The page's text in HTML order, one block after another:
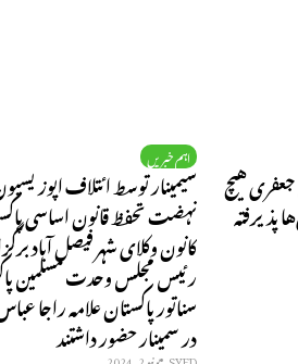
سناتور علامه راجا ناصر عباس جعفری هیچ
پذیرفته
اہم خبریں
سیمینار توسط ائتلاف
نہضت
کانون وکلای شہر فیصل آباد
رئیس مجلس وحدت مسلمین
سناتور
در سمینار حضور داشتند